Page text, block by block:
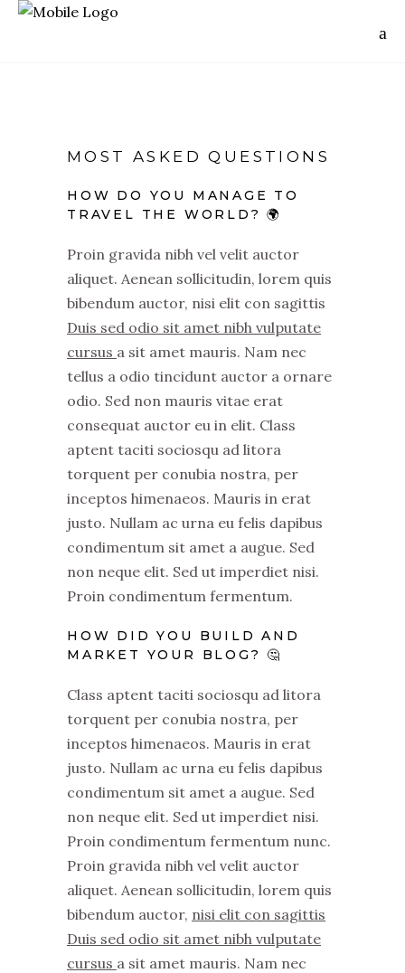
MOST ASKED QUESTIONS
HOW DO YOU MANAGE TO
TRAVEL THE WORLD? 🌍
Proin gravida nibh vel velit auctor
aliquet. Aenean sollicitudin, lorem quis
bibendum auctor, nisi elit con sagittis
Duis sed odio sit amet nibh vulputate
cursus a sit amet mauris. Nam nec
tellus a odio tincidunt auctor a ornare
odio. Sed non mauris vitae erat
consequat auctor eu in elit. Class
aptent taciti sociosqu ad litora
torquent per conubia nostra, per
inceptos himenaeos. Mauris in erat
justo. Nullam ac urna eu felis dapibus
condimentum sit amet a augue. Sed
non neque elit. Sed ut imperdiet nisi.
Proin condimentum fermentum.
HOW DID YOU BUILD AND
MARKET YOUR BLOG? 🤔
Class aptent taciti sociosqu ad litora
torquent per conubia nostra, per
inceptos himenaeos. Mauris in erat
justo. Nullam ac urna eu felis dapibus
condimentum sit amet a augue. Sed
non neque elit. Sed ut imperdiet nisi.
Proin condimentum fermentum nunc.
Proin gravida nibh vel velit auctor
aliquet. Aenean sollicitudin, lorem quis
bibendum auctor, nisi elit con sagittis
Duis sed odio sit amet nibh vulputate
cursus a sit amet mauris. Nam nec